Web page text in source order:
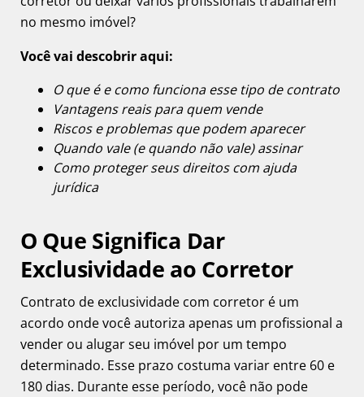
no mesmo imóvel?
Você vai descobrir aqui:
O que é e como funciona esse tipo de contrato
Vantagens reais para quem vende
Riscos e problemas que podem aparecer
Quando vale (e quando não vale) assinar
Como proteger seus direitos com ajuda
jurídica
O Que Significa Dar
Exclusividade ao Corretor
Contrato de exclusividade com corretor é um
acordo onde você autoriza apenas um profissional a
vender ou alugar seu imóvel por um tempo
determinado. Esse prazo costuma variar entre 60 e
180 dias. Durante esse período, você não pode